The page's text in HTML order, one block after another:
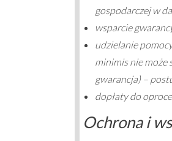
gospodarczej w
wsparcie
udzielanie
minimis nie może
gwarancja) –
dopłaty do
Ochrona i